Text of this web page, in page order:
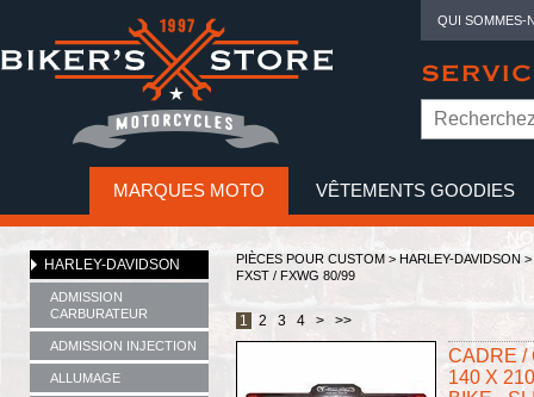
QUI SOMMES-
MARQUES MOTO VÊTEMENTS GOODIES
HARLEY-DAVIDSON
ADMISSION
CARBURATEUR
ADMISSION INJECTION
ALLUMAGE
PIÈCES POUR CUSTOM > HARLEY-DAVIDSON >
FXST / FXWG 80/99
1 2 3 4 > >>
CADRE /
140 X